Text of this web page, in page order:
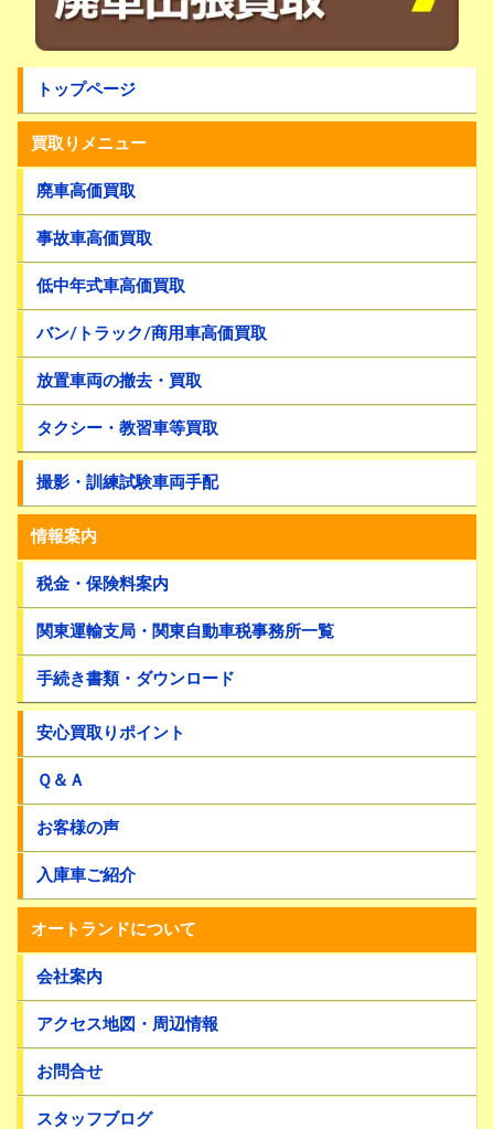
トップページ
買取りメニュー
廃車高価買取
事故車高価買取
低中年式車高価買取
バン/トラック/商用車高価買取
放置車両の撤去・買取
タクシー・教習車等買取
撮影・訓練試験車両手配
情報案内
税金・保険料案内
関東運輸支局・関東自動車税事務所一覧
手続き書類・ダウンロード
安心買取りポイント
Ｑ＆Ａ
お客様の声
入庫車ご紹介
オートランドについて
会社案内
アクセス地図・周辺情報
お問合せ
スタッフブログ